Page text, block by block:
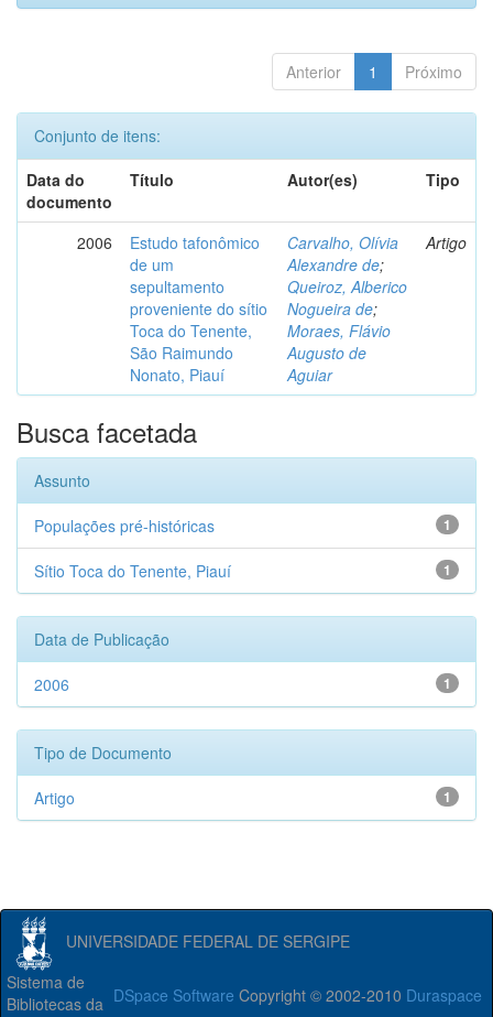
Anterior 1 Próximo
Conjunto de itens:
Data do
documento
Título Autor(es) Tipo
2006
Estudo tafonômico
de um
sepultamento
proveniente do sítio
Toca do Tenente,
São Raimundo
Nonato, Piauí
Carvalho, Olívia
Alexandre de;
Queiroz, Alberico
Nogueira de;
Moraes, Flávio
Augusto de
Aguiar
Artigo
Busca facetada
Assunto
1
Populações pré-históricas
1
Sítio Toca do Tenente, Piauí
Data de Publicação
1
2006
Tipo de Documento
1
Artigo
UNIVERSIDADE FEDERAL DE SERGIPE
DSpace Software Copyright © 2002-2010 Duraspace
Sistema de
Bibliotecas da